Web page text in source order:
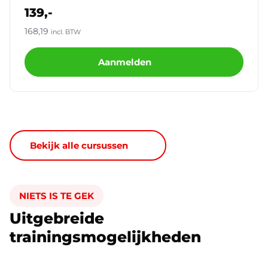
139,-
168,19 incl. BTW
Aanmelden
Bekijk alle cursussen
Uitgebreide
trainingsmogelijkheden
NIETS IS TE GEK